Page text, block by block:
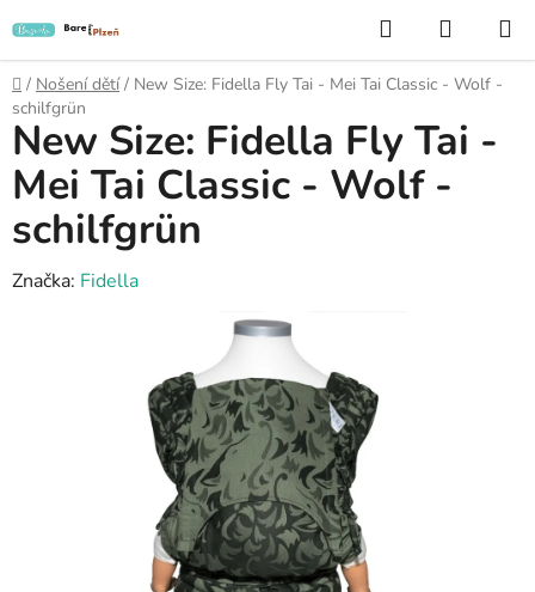
na
obsah
Hledat
KOŠÍK
Domů
/ Nošení dětí / New Size: Fidella Fly Tai - Mei Tai Classic - Wolf -
schilfgrün
New Size: Fidella Fly Tai -
Mei Tai Classic - Wolf -
schilfgrün
Značka: Fidella